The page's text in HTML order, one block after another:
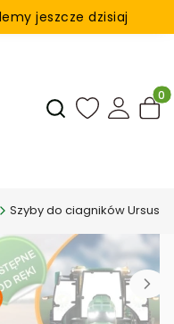
jeszcze dzisiaj
aż 21 dni
Otwórz
Szyby do ciagników Ursus